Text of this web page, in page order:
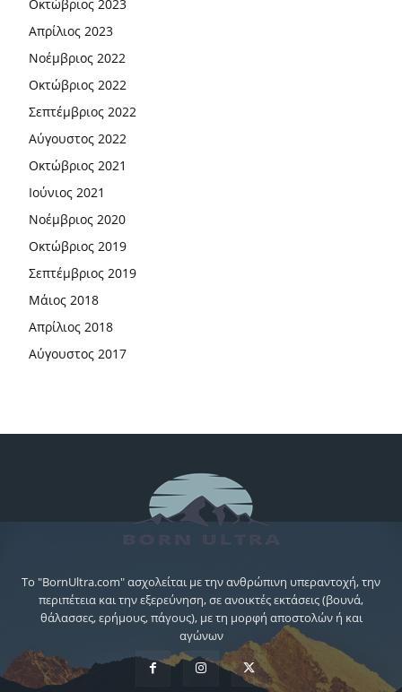
Οκτώβριος 2023
Απρίλιος 2023
Νοέμβριος 2022
Οκτώβριος 2022
Σεπτέμβριος 2022
Αύγουστος 2022
Οκτώβριος 2021
Ιούνιος 2021
Νοέμβριος 2020
Οκτώβριος 2019
Σεπτέμβριος 2019
Μάιος 2018
Απρίλιος 2018
Αύγουστος 2017
Το "BornUltra.com" ασχολείται με την ανθρώπινη υπεραντοχή, την
περιπέτεια και την εξερεύνηση, σε ανοικτές εκτάσεις (βουνά,
θάλασσες, ερήμους, πάγους), με τη μορφή αποστολών ή και
αγώνων